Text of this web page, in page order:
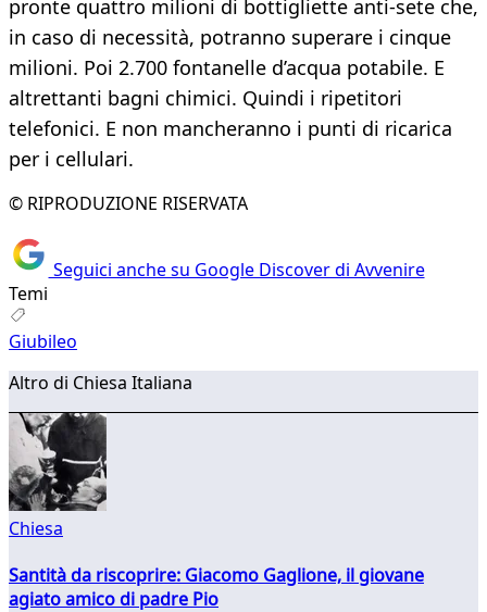
pronte quattro milioni di bottigliette anti-sete che,
in caso di necessità, potranno superare i cinque
milioni. Poi 2.700 fontanelle d’acqua potabile. E
altrettanti bagni chimici. Quindi i ripetitori
telefonici. E non mancheranno i punti di ricarica
per i cellulari.
© RIPRODUZIONE RISERVATA
Seguici anche su Google Discover di Avvenire
Temi
Giubileo
Altro di Chiesa Italiana
Chiesa
Santità da riscoprire: Giacomo Gaglione, il giovane
agiato amico di padre Pio